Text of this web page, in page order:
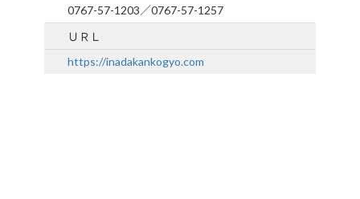
0767-57-1203／0767-57-1257
ＵＲＬ
https://inadakankogyo.com